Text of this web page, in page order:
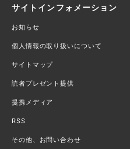
サイトインフォメーション
お知らせ
個人情報の取り扱いについて
サイトマップ
読者プレゼント提供
提携メディア
RSS
その他、お問い合わせ